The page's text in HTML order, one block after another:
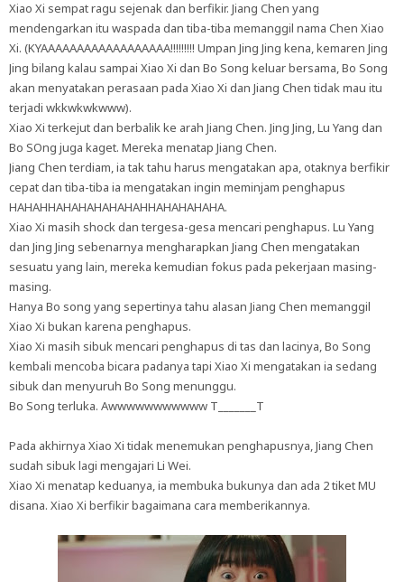
Xiao Xi sempat ragu sejenak dan berfikir. Jiang Chen yang
mendengarkan itu waspada dan tiba-tiba memanggil nama Chen Xiao
Xi. (KYAAAAAAAAAAAAAAAAAA!!!!!!!!! Umpan Jing Jing kena, kemaren Jing
Jing bilang kalau sampai Xiao Xi dan Bo Song keluar bersama, Bo Song
akan menyatakan perasaan pada Xiao Xi dan Jiang Chen tidak mau itu
terjadi wkkwkwkwww).
Xiao Xi terkejut dan berbalik ke arah Jiang Chen. Jing Jing, Lu Yang dan
Bo SOng juga kaget. Mereka menatap Jiang Chen.
Jiang Chen terdiam, ia tak tahu harus mengatakan apa, otaknya berfikir
cepat dan tiba-tiba ia mengatakan ingin meminjam penghapus
HAHAHHAHAHAHAHAHAHHAHAHAHAHA.
Xiao Xi masih shock dan tergesa-gesa mencari penghapus. Lu Yang
dan Jing Jing sebenarnya mengharapkan Jiang Chen mengatakan
sesuatu yang lain, mereka kemudian fokus pada pekerjaan masing-
masing.
Hanya Bo song yang sepertinya tahu alasan Jiang Chen memanggil
Xiao Xi bukan karena penghapus.
Xiao Xi masih sibuk mencari penghapus di tas dan lacinya, Bo Song
kembali mencoba bicara padanya tapi Xiao Xi mengatakan ia sedang
sibuk dan menyuruh Bo Song menunggu.
Bo Song terluka. Awwwwwwwwwww T_______T
Pada akhirnya Xiao Xi tidak menemukan penghapusnya, Jiang Chen
sudah sibuk lagi mengajari Li Wei.
Xiao Xi menatap keduanya, ia membuka bukunya dan ada 2 tiket MU
disana. Xiao Xi berfikir bagaimana cara memberikannya.